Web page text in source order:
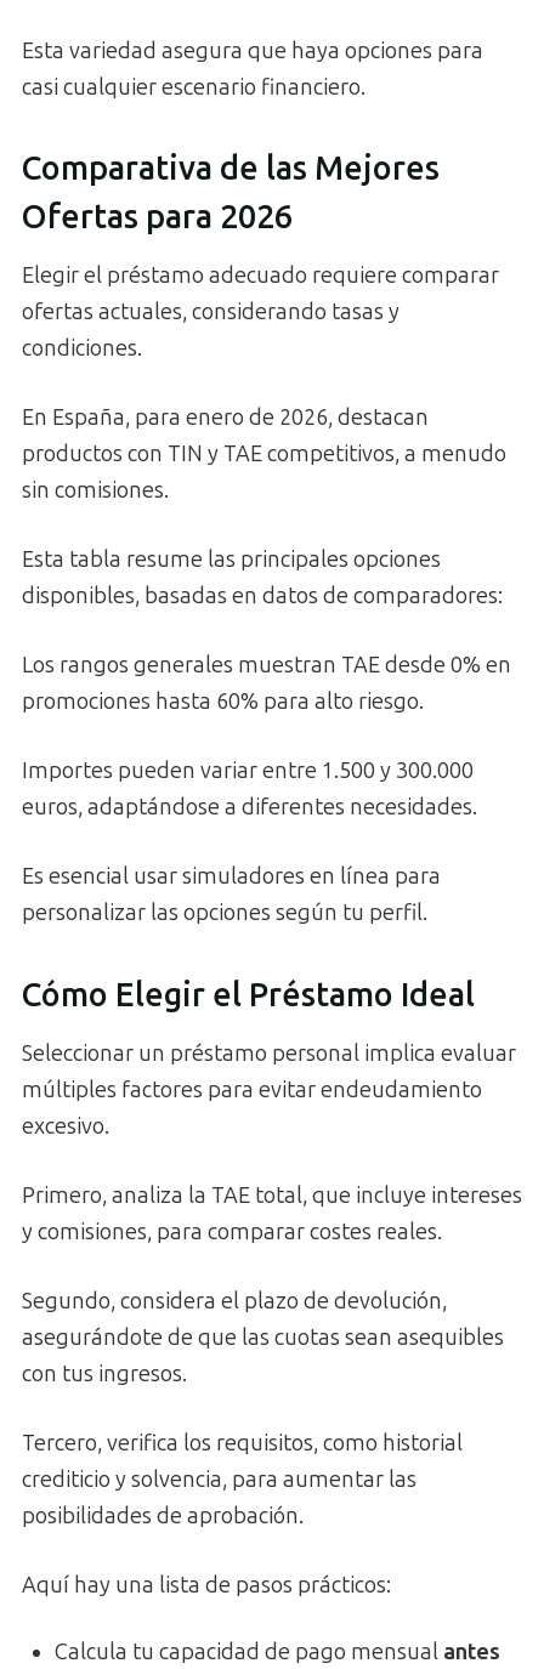
Esta variedad asegura que haya opciones para
casi cualquier escenario financiero.
Comparativa de las Mejores
Ofertas para 2026
Elegir el préstamo adecuado requiere comparar
ofertas actuales, considerando tasas y
condiciones.
En España, para enero de 2026, destacan
productos con TIN y TAE competitivos, a menudo
sin comisiones.
Esta tabla resume las principales opciones
disponibles, basadas en datos de comparadores:
Los rangos generales muestran TAE desde 0% en
promociones hasta 60% para alto riesgo.
Importes pueden variar entre 1.500 y 300.000
euros, adaptándose a diferentes necesidades.
Es esencial usar simuladores en línea para
personalizar las opciones según tu perfil.
Cómo Elegir el Préstamo Ideal
Seleccionar un préstamo personal implica evaluar
múltiples factores para evitar endeudamiento
excesivo.
Primero, analiza la TAE total, que incluye intereses
y comisiones, para comparar costes reales.
Segundo, considera el plazo de devolución,
asegurándote de que las cuotas sean asequibles
con tus ingresos.
Tercero, verifica los requisitos, como historial
crediticio y solvencia, para aumentar las
posibilidades de aprobación.
Aquí hay una lista de pasos prácticos:
Calcula tu capacidad de pago mensual antes